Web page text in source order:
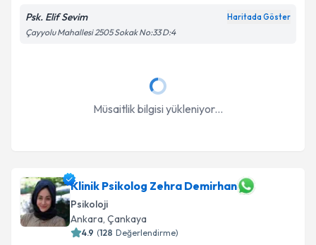
Psk. Elif Sevim Haritada Göster
Çayyolu Mahallesi 2505 Sokak No:33 D:4
Müsaitlik bilgisi yükleniyor...
Klinik Psikolog Zehra Demirhan
Psikoloji
Ankara, Çankaya
4.9 (128 Değerlendirme)